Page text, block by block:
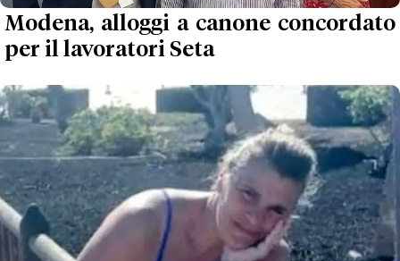
Modena, alloggi a canone concordato
per il lavoratori Seta